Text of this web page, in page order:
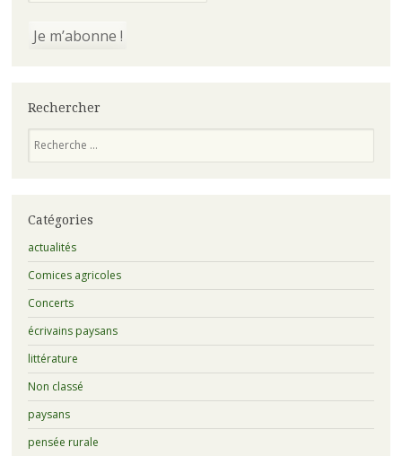
Rechercher
Catégories
actualités
Comices agricoles
Concerts
écrivains paysans
littérature
Non classé
paysans
pensée rurale